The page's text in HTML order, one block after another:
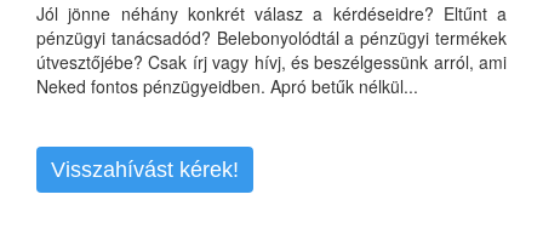
Jól jönne néhány konkrét válasz a kérdéseidre? Eltűnt a
pénzügyi tanácsadód? Belebonyolódtál a pénzügyi termékek
útvesztőjébe? Csak írj vagy hívj, és beszélgessünk arról, ami
Neked fontos pénzügyeidben. Apró betűk nélkül...
Visszahívást kérek!